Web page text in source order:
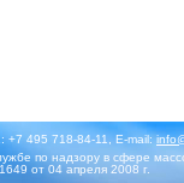
+7 495 718-84-11, E-mail:
по надзору в сфере
от 04 апреля 2008 г.